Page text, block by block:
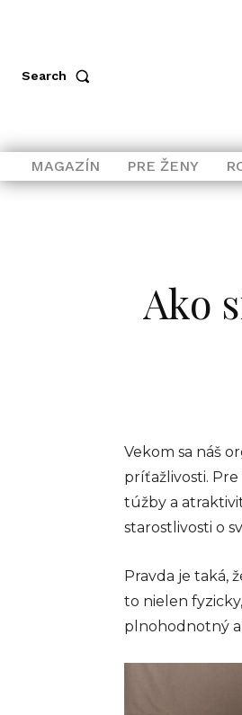
Search
MAGAZÍN PRE ŽENY
Ako
Vekom sa náš
príťažlivosti.
túžby a
starostlivosti o
Pravda je taká,
to nielen
plnohodnotný a